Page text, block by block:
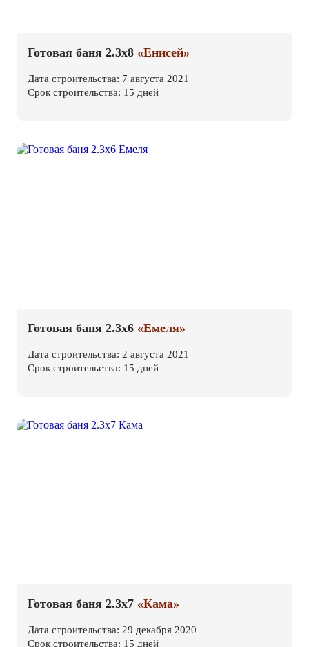
Готовая баня 2.3х8 «Енисей»
Дата строительства: 7 августа 2021
Срок строительства: 15 дней
Готовая баня 2.3х6 «Емеля»
Дата строительства: 2 августа 2021
Срок строительства: 15 дней
Готовая баня 2.3х7 «Кама»
Дата строительства: 29 декабря 2020
Срок строительства: 15 дней